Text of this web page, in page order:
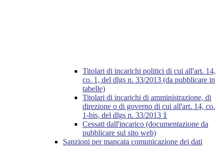
Titolari di incarichi politici di cui all'art. 14,
co. 1, del dlgs n. 33/2013 (da pubblicare in
tabelle)
Titolari di incarichi di amministrazione, di
direzione o di governo di cui all'art. 14, co.
1-bis, del dlgs n. 33/2013 1
Cessati dall'incarico (documentazione da
pubblicare sul sito web)
Sanzioni per mancata comunicazione dei dati